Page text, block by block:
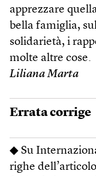
apprezzare
bella famiglia,
solidarietà, i
molte altre cose.
Liliana Marta
Errata corrige
◆ Su
righe